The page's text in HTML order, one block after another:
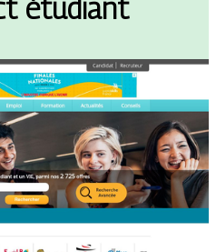
étudiant